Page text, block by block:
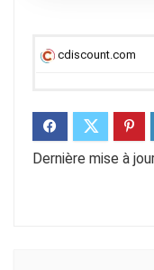
cdiscount.com
Dernière mise à